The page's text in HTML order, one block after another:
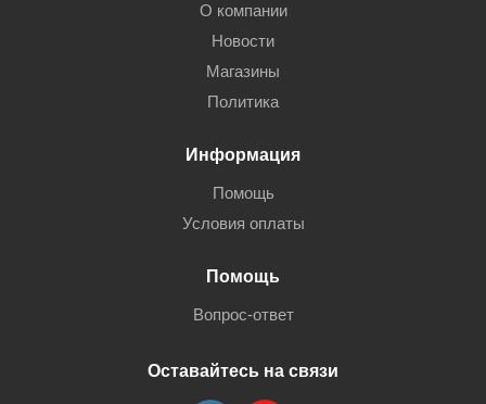
О компании
Новости
Магазины
Политика
Информация
Помощь
Условия оплаты
Помощь
Вопрос-ответ
Оставайтесь на связи